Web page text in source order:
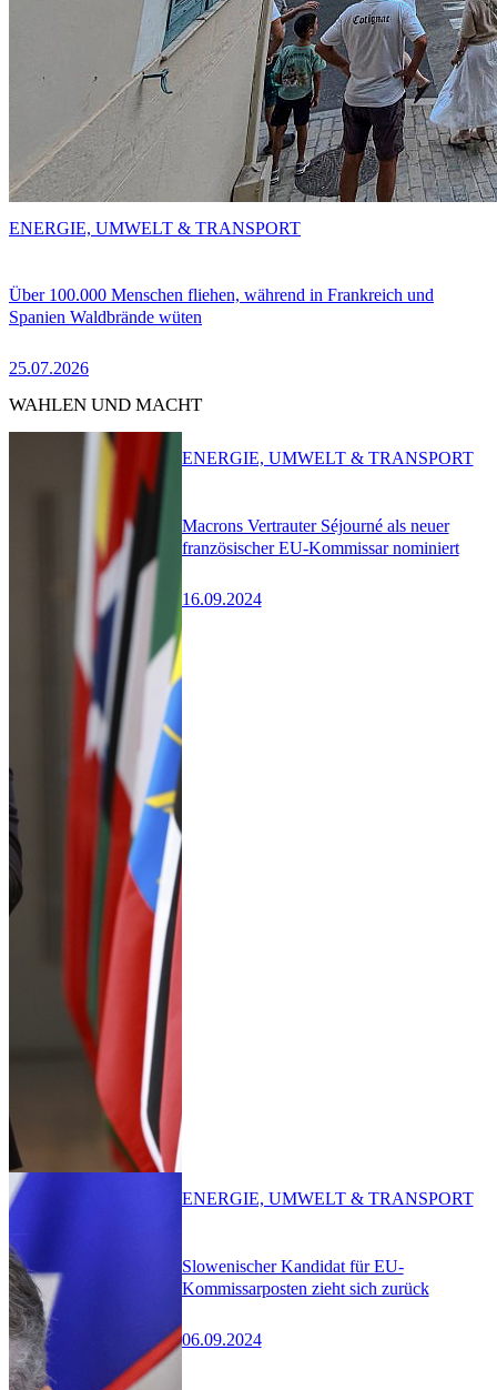
Über 100.000 Menschen fliehen, während in Frankreich und
Spanien Waldbrände wüten
25.07.2026
ENERGIE, UMWELT & TRANSPORT
WAHLEN UND MACHT
Macrons Vertrauter Séjourné als neuer
französischer EU-Kommissar nominiert
16.09.2024
ENERGIE, UMWELT & TRANSPORT
Slowenischer Kandidat für EU-
Kommissarposten zieht sich zurück
06.09.2024
ENERGIE, UMWELT & TRANSPORT